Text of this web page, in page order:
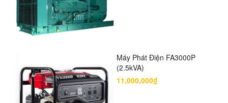
Máy Phát Điện FA3000P
(2.5kVA)
11,000,000₫